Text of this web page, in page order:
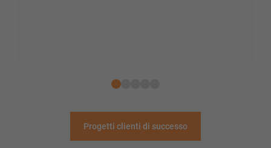
Progetti clienti di successo